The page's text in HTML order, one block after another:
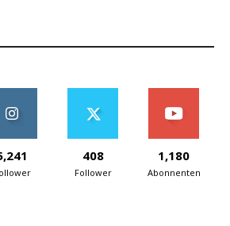
408
Follower
1,180
Abonnenten